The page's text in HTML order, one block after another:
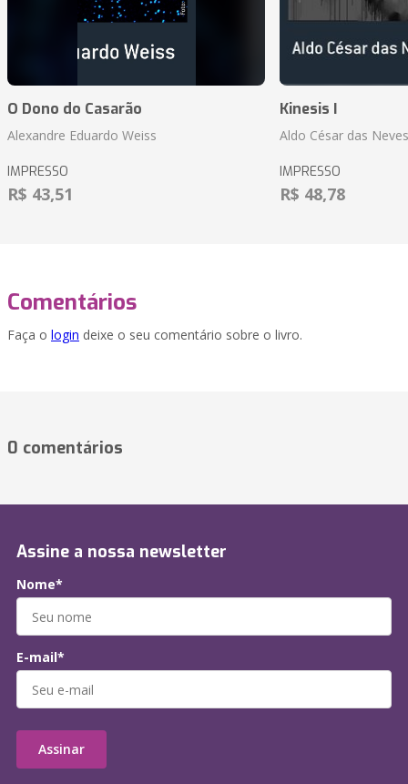
O Dono do Casarão
Alexandre Eduardo Weiss
IMPRESSO
R$ 43,51
Kinesis I
Aldo César das
IMPRESSO
R$ 48,78
Comentários
Faça o login deixe o seu comentário sobre o livro.
0 comentários
Assine a nossa newsletter
Nome*
E-mail*
Assinar